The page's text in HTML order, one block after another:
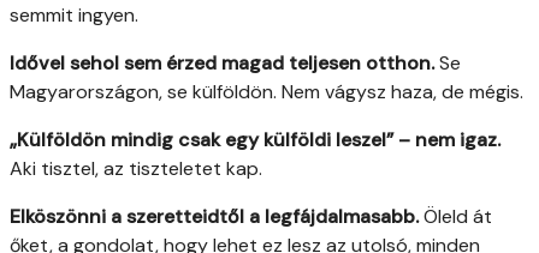
semmit ingyen.
Idővel sehol sem érzed magad teljesen otthon.Se
Magyarországon, se külföldön. Nem vágysz haza, de mégis.
„Külföldön mindig csak egy külföldi leszel” – nem igaz.
Aki tisztel, az tiszteletet kap.
Elköszönni a szeretteidtől a legfájdalmasabb.Öleld át
őket, a gondolat, hogy lehet ez lesz az utolsó, minden